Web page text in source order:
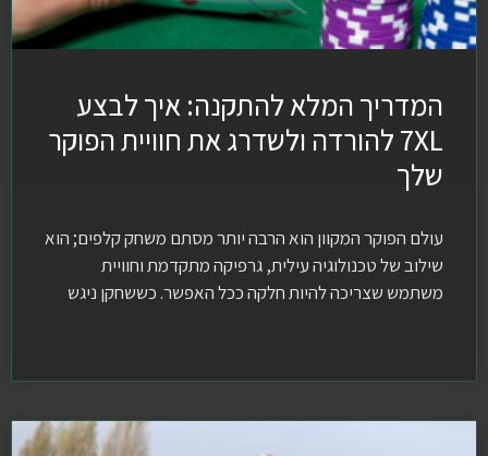
המדריך המלא להתקנה: איך לבצע
7XL להורדה ולשדרג את חוויית הפוקר
שלך
עולם הפוקר המקוון הוא הרבה יותר מסתם משחק קלפים; הוא
שילוב של טכנולוגיה עילית, גרפיקה מתקדמת וחוויית
משתמש שצריכה להיות חלקה ככל האפשר. כששחקן ניגש